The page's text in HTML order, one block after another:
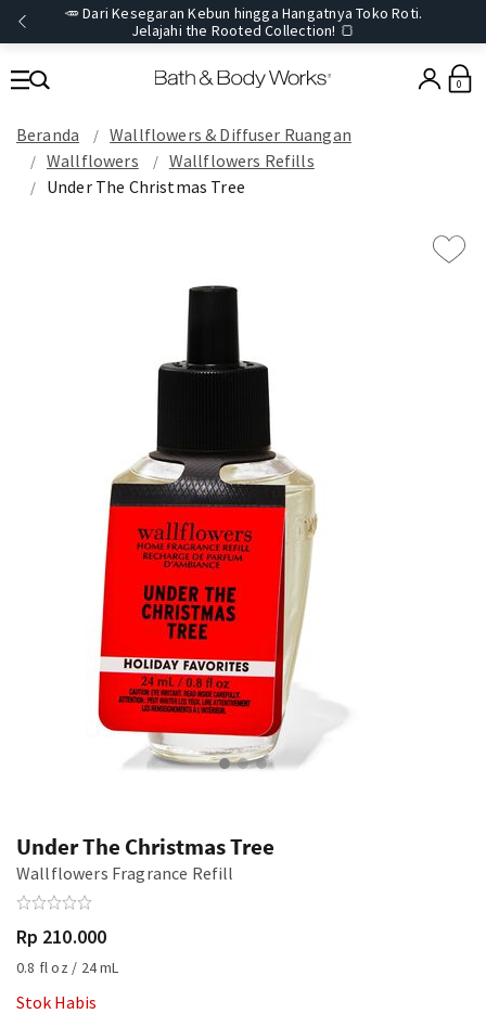
🥕 Dari Kesegaran Kebun hingga Hangatnya Toko Roti.
Jelajahi the Rooted Collection! 🍞
0
Beranda
Wallflowers & Diffuser Ruangan
Wallflowers
Wallflowers Refills
Under The Christmas Tree
Under The Christmas Tree
Wallflowers Fragrance Refill
Rp 210.000
0.8 fl oz / 24 mL
Stok Habis